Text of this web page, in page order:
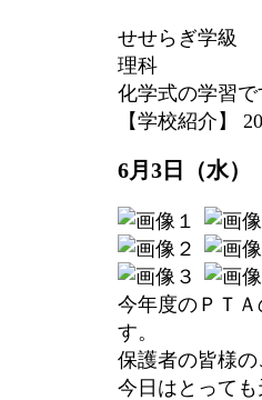
せせらぎ学級
理科
化学式の学習で
【学校紹介】
6月3日（水
今年度のＰＴ
す。
保護者の皆様
今日はとって